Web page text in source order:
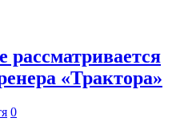
рассматривается
«Трактора»
0